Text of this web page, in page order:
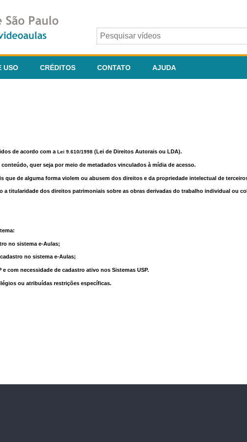
USO CRÉDITOS CONTATO AJUDA
de acordo com a Lei 9.610/1998 (Lei de Direitos Autorais ou LDA).
quer seja por meio de metadados vinculados à mídia de acesso.
que de alguma forma violem ou abusem dos direitos e da propriedade intelectual de
a titularidade dos direitos patrimoniais sobre as obras derivadas do trabalho individual ou
no sistema e-Aulas;
no sistema e-Aulas;
com necessidade de cadastro ativo nos Sistemas USP.
ou atribuídas restrições específicas.